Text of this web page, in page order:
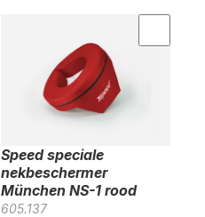
Speed speciale
nekbeschermer
München NS-1 rood
605.137